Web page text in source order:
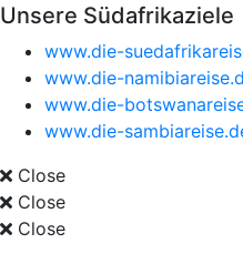
Unsere Südafrikaziele
www.die-
www.die-
www.die-
www.die-
Close
Close
Close